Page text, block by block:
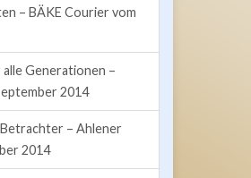
– BÄKE Courier vom
Generationen –
2014
– Ahlener
2014